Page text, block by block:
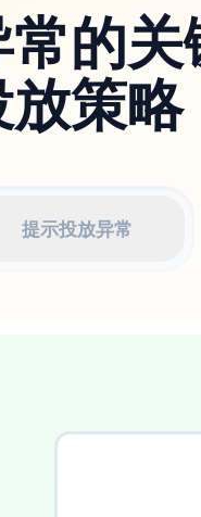
的关
策略
提示投放异常